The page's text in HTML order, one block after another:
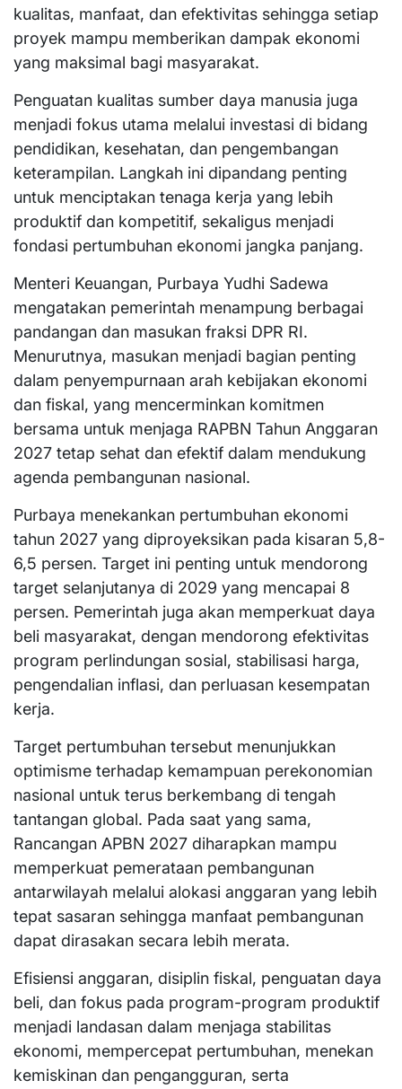
kualitas, manfaat, dan efektivitas sehingga setiap
proyek mampu memberikan dampak ekonomi
yang maksimal bagi masyarakat.
Penguatan kualitas sumber daya manusia juga
menjadi fokus utama melalui investasi di bidang
pendidikan, kesehatan, dan pengembangan
keterampilan. Langkah ini dipandang penting
untuk menciptakan tenaga kerja yang lebih
produktif dan kompetitif, sekaligus menjadi
fondasi pertumbuhan ekonomi jangka panjang.
Menteri Keuangan, Purbaya Yudhi Sadewa
mengatakan pemerintah menampung berbagai
pandangan dan masukan fraksi DPR RI.
Menurutnya, masukan menjadi bagian penting
dalam penyempurnaan arah kebijakan ekonomi
dan fiskal, yang mencerminkan komitmen
bersama untuk menjaga RAPBN Tahun Anggaran
2027 tetap sehat dan efektif dalam mendukung
agenda pembangunan nasional.
Purbaya menekankan pertumbuhan ekonomi
tahun 2027 yang diproyeksikan pada kisaran 5,8-
6,5 persen. Target ini penting untuk mendorong
target selanjutanya di 2029 yang mencapai 8
persen. Pemerintah juga akan memperkuat daya
beli masyarakat, dengan mendorong efektivitas
program perlindungan sosial, stabilisasi harga,
pengendalian inflasi, dan perluasan kesempatan
kerja.
Target pertumbuhan tersebut menunjukkan
optimisme terhadap kemampuan perekonomian
nasional untuk terus berkembang di tengah
tantangan global. Pada saat yang sama,
Rancangan APBN 2027 diharapkan mampu
memperkuat pemerataan pembangunan
antarwilayah melalui alokasi anggaran yang lebih
tepat sasaran sehingga manfaat pembangunan
dapat dirasakan secara lebih merata.
Efisiensi anggaran, disiplin fiskal, penguatan daya
beli, dan fokus pada program-program produktif
menjadi landasan dalam menjaga stabilitas
ekonomi, mempercepat pertumbuhan, menekan
kemiskinan dan pengangguran, serta